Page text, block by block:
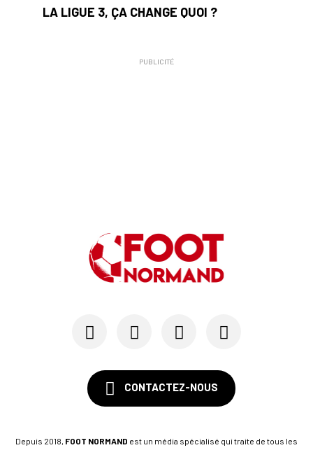
LA LIGUE 3, ÇA CHANGE QUOI ?
PUBLICITÉ
CONTACTEZ-NOUS
Depuis 2018, FOOT NORMAND est un média spécialisé qui traite de tous les